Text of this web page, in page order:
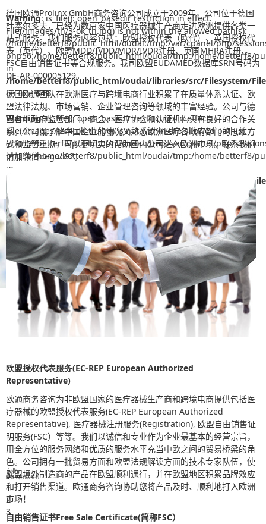
Warning: is_file(): open_basedir restriction in effect.
File(/images/th/3-ok_th.jpg) is not within the allowed path(s):
(/home/betterf8/public_html/oudai:/tmp:/var/cpanel/php/
php56:/home/betterf8/public_html/oudai/tmp:/home/betterf8/
in
/home/betterf8/public_html/oudai/libraries/src/Filesystem/
on line649
Warning: is_file(): open_basedir restriction in effect.
File(/images/th/4-ok_th.jpg) is not within the allowed path(s):
(/home/betterf8/public_html/oudai:/tmp:/var/cpanel/php/
php56:/home/betterf8/public_html/oudai/tmp:/home/betterf8/
in
/home/betterf8/public_html/oudai/libraries/src/Filesystem/
on line
专业
欧盟授权代表服务
0
1
2
3
德国欧通Prolinx GmbH商务咨询公司成立于2009年，公司位于德国
杜塞尔多夫，已经为数百家中国医疗器械生产商走进欧洲提供各类一
站式服务。我们服务内容包括：欧盟授权代表（欧代）、英国授权代
表（英代）、欧盟MDD/IVDD/MDR/IVDR注册、英国MHRA注册、
FSC自由销售证书等合规服务。我司欧盟EUDAMED数据库SRN号码为
DE-AR-000005129。
德国欧通团队在欧洲医疗与跨境电商行业积累了在质量体系认证、欧
盟法律法规、市场营销、企业管理咨询等领域的丰富经验。公司与德
国各地政府监管部门、商会、医疗协会和认证机构具有良好的合作关
系。公司既了解中国企业的情况又熟悉欧洲医疗各政府部门的思维方
式和监管重点，可以更切实的帮助国内公司进入欧洲市场。联系我们
请加微信deguo92。
欧盟授权代表服务(EC-REP European Authorized
Representative)
欧通商务咨询为非欧盟国家的医疗器械生产商和跨境电商提供包括医
疗器械的欧盟授权代表服务(EC-REP European Authorized
Representative), 医疗器械注册服务(Registration), 欧盟自由销售证
明服务(FSC）等等。我们以诚信和专业作为企业最基本的经营宗旨，
用全方位的服务网络和优质的服务水平充当中欧之间的贸易桥梁的角
色。公司拥有一批贸易方面和欧盟法规解读方面的技术专家队伍，使
欧盟境外制造商的产品在欧盟顺利通行，并在欧盟地区积累品牌效应
和打开销售渠道。欧通商务咨询协助您将产品及时、顺利地打入欧洲
市场！
自由销售证书Free Sale Certificate(简称FSC）